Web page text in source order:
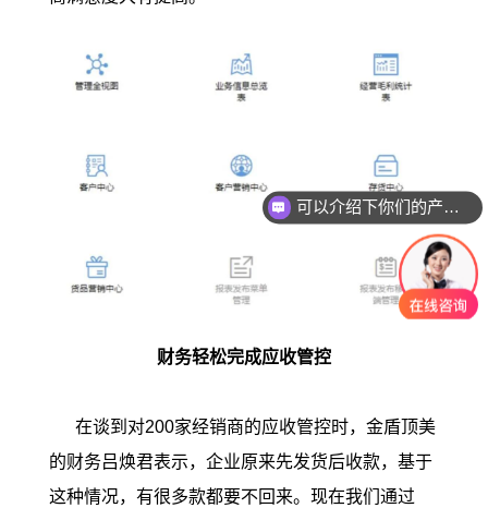
财务轻松完成应收管控
在谈到对200家经销商的应收管控时，金盾顶美
的财务吕焕君表示，企业原来先发货后收款，基于
这种情况，有很多款都要不回来。现在我们通过
可以介绍下你们的产品么？